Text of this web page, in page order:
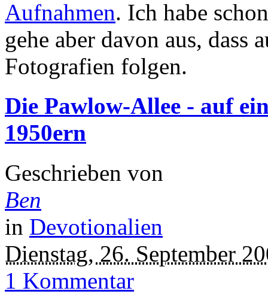
Aufnahmen. Ich habe
gehe aber davon aus, dass
Fotografien folgen.
Die Pawlow-Allee - auf
1950ern
Geschrieben von
Ben
in Devotionalien
Dienstag, 26. September
1 Kommentar